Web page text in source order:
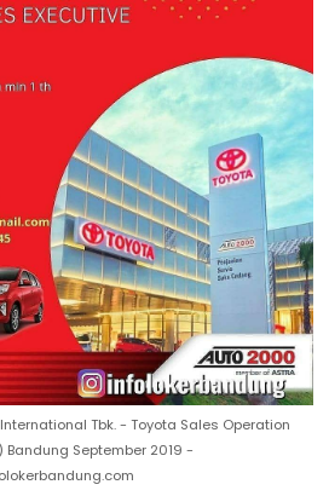
Tbk. - Toyota Sales Operation
September 2019 -